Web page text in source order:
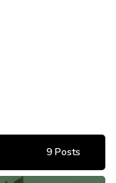
9 Posts